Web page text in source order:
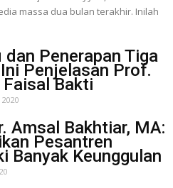
massa dua bulan terakhir. Inilah
Penerapan Tiga
Penjelasan Prof.
Faisal Bakti
Amsal Bakhtiar, MA:
Pesantren
Banyak Keunggulan